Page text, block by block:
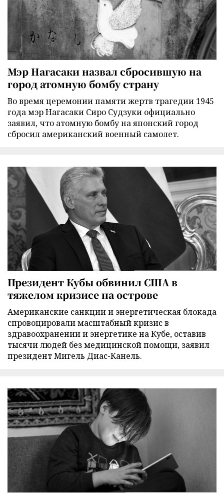
Мэр Нагасаки назвал сбросившую на
город атомную бомбу страну
Во время церемонии памяти жертв трагедии 1945
года мэр Нагасаки Сиро Судзуки официально
заявил, что атомную бомбу на японский город
сбросил американский военный самолет.
Президент Кубы обвинил США в
тяжелом кризисе на острове
Американские санкции и энергетическая блокада
спровоцировали масштабный кризис в
здравоохранении и энергетике на Кубе, оставив
тысячи людей без медицинской помощи, заявил
президент Мигель Диас-Канель.